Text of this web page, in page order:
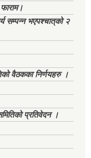
सम्पन्न भएपश्चात्‌को २
वैठकका निर्णयहरु ।
प्रतिवेदन ।